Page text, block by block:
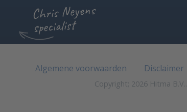
Chris Neyens
specialist
Algemene voorwaarden Disclaimer
Copyright; 2026 Hitma